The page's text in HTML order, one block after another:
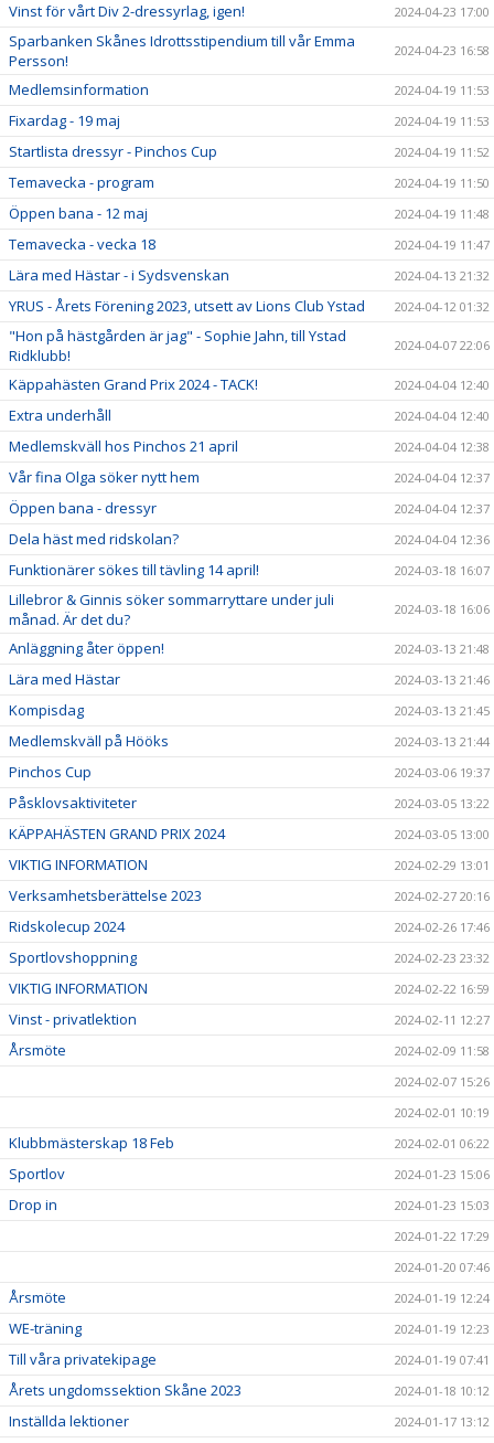
Vinst för vårt Div 2-dressyrlag, igen! 2024-04-23 17:00
Sparbanken Skånes Idrottsstipendium till vår Emma
Persson!
2024-04-23 16:58
Medlemsinformation 2024-04-19 11:53
Fixardag - 19 maj 2024-04-19 11:53
Startlista dressyr - Pinchos Cup 2024-04-19 11:52
Temavecka - program 2024-04-19 11:50
Öppen bana - 12 maj 2024-04-19 11:48
Temavecka - vecka 18 2024-04-19 11:47
Lära med Hästar - i Sydsvenskan 2024-04-13 21:32
YRUS - Årets Förening 2023, utsett av Lions Club Ystad 2024-04-12 01:32
"Hon på hästgården är jag" - Sophie Jahn, till Ystad
Ridklubb!
2024-04-07 22:06
Käppahästen Grand Prix 2024 - TACK! 2024-04-04 12:40
Extra underhåll 2024-04-04 12:40
Medlemskväll hos Pinchos 21 april 2024-04-04 12:38
Vår fina Olga söker nytt hem 2024-04-04 12:37
Öppen bana - dressyr 2024-04-04 12:37
Dela häst med ridskolan? 2024-04-04 12:36
Funktionärer sökes till tävling 14 april! 2024-03-18 16:07
Lillebror & Ginnis söker sommarryttare under juli
månad. Är det du?
2024-03-18 16:06
Anläggning åter öppen! 2024-03-13 21:48
Lära med Hästar 2024-03-13 21:46
Kompisdag 2024-03-13 21:45
Medlemskväll på Hööks 2024-03-13 21:44
Pinchos Cup 2024-03-06 19:37
Påsklovsaktiviteter 2024-03-05 13:22
KÄPPAHÄSTEN GRAND PRIX 2024 2024-03-05 13:00
VIKTIG INFORMATION 2024-02-29 13:01
Verksamhetsberättelse 2023 2024-02-27 20:16
Ridskolecup 2024 2024-02-26 17:46
Sportlovshoppning 2024-02-23 23:32
VIKTIG INFORMATION 2024-02-22 16:59
Vinst - privatlektion 2024-02-11 12:27
Årsmöte
2024-02-09 11:58
2024-02-07 15:26
2024-02-01 10:19
Klubbmästerskap 18 Feb 2024-02-01 06:22
Sportlov 2024-01-23 15:06
Drop in
2024-01-23 15:03
2024-01-22 17:29
2024-01-20 07:46
Årsmöte 2024-01-19 12:24
WE-träning 2024-01-19 12:23
Till våra privatekipage 2024-01-19 07:41
Årets ungdomssektion Skåne 2023 2024-01-18 10:12
Inställda lektioner 2024-01-17 13:12